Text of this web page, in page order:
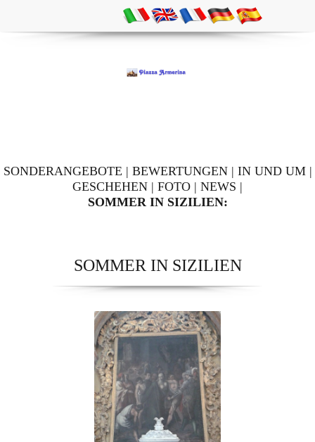
SONDERANGEBOTE | BEWERTUNGEN| IN UND UM|
GESCHEHEN | FOTO | NEWS |
SOMMER IN SIZILIEN:
SOMMER IN SIZILIEN